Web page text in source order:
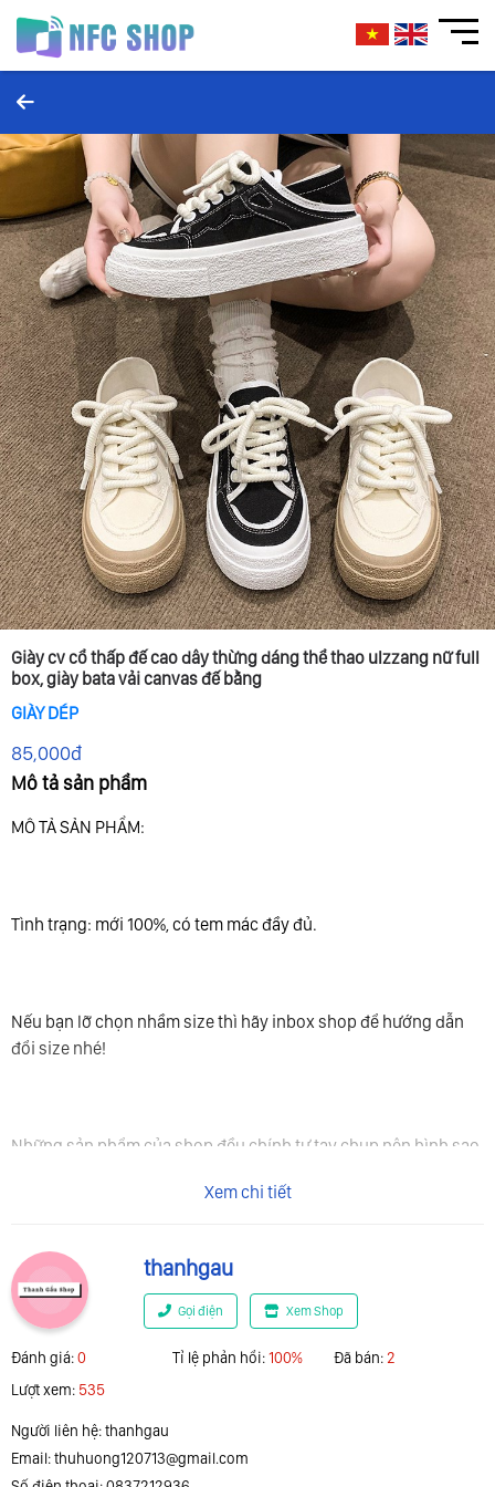
Giày cv cổ thấp đế cao dây thừng dáng thể thao ulzzang nữ full
box, giày bata vải canvas đế bằng
GIÀY DÉP
85,000đ
Mô tả sản phẩm
MÔ TẢ SẢN PHẨM:
Tình trạng: mới 100%, có tem mác đầy đủ.
Nếu bạn lỡ chọn nhầm size thì hãy inbox shop để hướng dẫn
đổi size nhé!
Những sản phẩm của shop đều chính tự tay chụp nên hình sao
Tất cả hàng dép quai ngang chữ C của shop đều có hàng sẵn,
nếu các anh chị đặt hàng thì tầm 1 - 2 ngày sẽ nhận được ạ!
SIZE: 36-45
Xem chi tiết
thanhgau
Gọi điện Xem Shop
Đánh giá:0 Tỉ lệ phản hổi:100% Đã bán: 2
Lượt xem: 535
Người liên hệ: thanhgau
Email:thuhuong120713@gmail.com